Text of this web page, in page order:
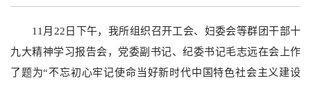
11 月 22 日下午，我所组织召开工会、妇委会等群团干部十
九大精神学习报告会，党委副书记、纪委书记毛志远在会上作
了题为“不忘初心牢记使命当好新时代中国特色社会主义建设